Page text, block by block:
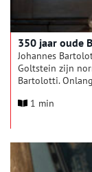
350 jaar oude
Johannes
Goltstein zijn
Bartolotti.
zijn op de
1 min